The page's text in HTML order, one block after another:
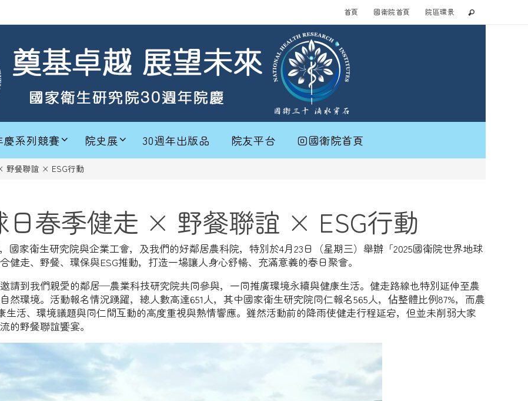
首頁 國衛院首頁 院區環景
慶系列競賽 院史展 30週年出版品 院友平台 回國衛院首頁
野餐聯誼 × ESG行動
日春季健走 × 野餐聯誼 × ESG行動
國家衛生研究院與企業工會，及我們的好鄰居農科院，特別於4月23日（星期三）舉辦「2025國衛院世界地球
走、野餐、環保與ESG推動，打造一場讓人身心舒暢、充滿意義的春日聚會。
請到我們親愛的鄰居─農業科技研究院共同參與，一同推廣環境永續與健康生活。健走路線也特別延伸至農
環境。活動報名情況踴躍，總人數高達651人，其中國家衛生研究院同仁報名565人，佔整體比例87%，而農
生活、環境議題與同仁間互動的高度重視與熱情響應。雖然活動前的降雨使健走行程延宕，但並未削弱大家
的野餐聯誼饗宴。